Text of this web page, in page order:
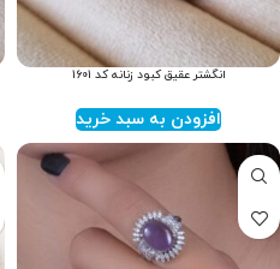
انگشتر عقیق کبود زنانه کد ۱۶۰۱
افزودن به سبد خرید